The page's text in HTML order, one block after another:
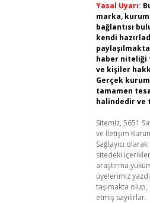
Yasal Uyarı:
marka,
bağlantısı
kendi
haber niteliği
ve kişiler
Gerçek
tamamen
halindedir ve
Sitemiz, 5651
ve İletişim
Sağlayıcı
sitedeki
araştırma
üyelerimiz
taşımakta
etmiş sayılırlar.